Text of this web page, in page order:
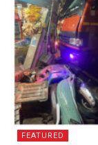
FEATURED